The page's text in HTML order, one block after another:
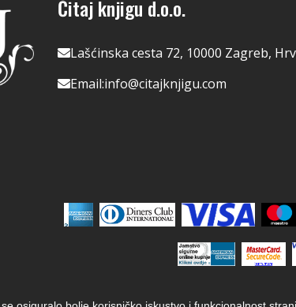
Čitaj knjigu d.o.o.
Lašćinska cesta 72, 10000 Zagreb,
Email:info@citajknjigu.com